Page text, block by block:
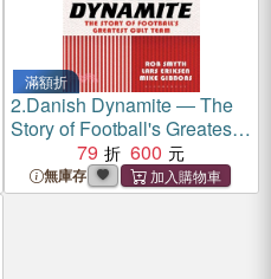
滿額折
2.Danish Dynamite ― The
Story of Football's Greatest
Cult Team
79 600
無庫存